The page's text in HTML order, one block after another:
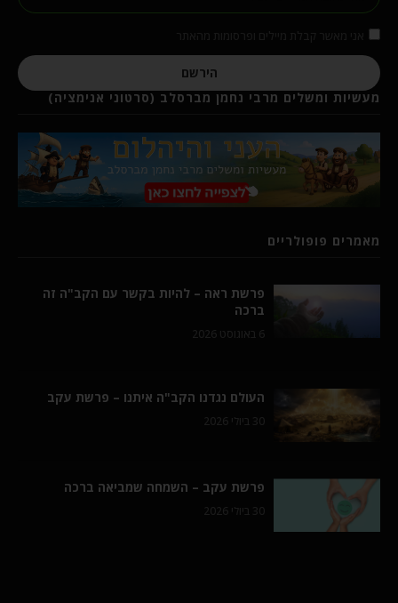
הירשם
מעשיות ומשלים מרבי נחמן מברסלב (סרטוני אנימציה)
מאמרים פופולריים
פרשת ראה – להיות בקשר עם הקב"ה זה
ברכה
6 באוגוסט 2026
העולם נגדנו הקב"ה איתנו – פרשת עקב
30 ביולי 2026
פרשת עקב – השמחה שמביאה ברכה
30 ביולי 2026